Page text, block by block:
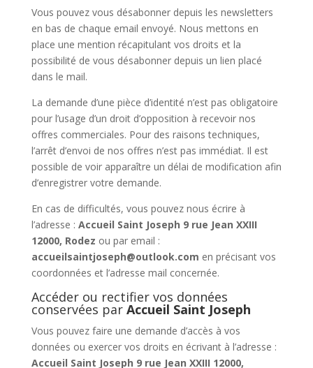
Vous pouvez vous désabonner depuis les newsletters
en bas de chaque email envoyé. Nous mettons en
place une mention récapitulant vos droits et la
possibilité de vous désabonner depuis un lien placé
dans le mail.
La demande d’une pièce d’identité n’est pas obligatoire
pour l’usage d’un droit d’opposition à recevoir nos
offres commerciales. Pour des raisons techniques,
l’arrêt d’envoi de nos offres n’est pas immédiat. Il est
possible de voir apparaître un délai de modification afin
d’enregistrer votre demande.
En cas de difficultés, vous pouvez nous écrire à
l’adresse : Accueil Saint Joseph 9 rue Jean XXIII
12000, Rodez ou par email :
accueilsaintjoseph@outlook.com en précisant vos
coordonnées et l’adresse mail concernée.
Accéder ou rectifier vos données
conservées par Accueil Saint Joseph
Vous pouvez faire une demande d’accès à vos
données ou exercer vos droits en écrivant à l’adresse :
Accueil Saint Joseph 9 rue Jean XXIII 12000,